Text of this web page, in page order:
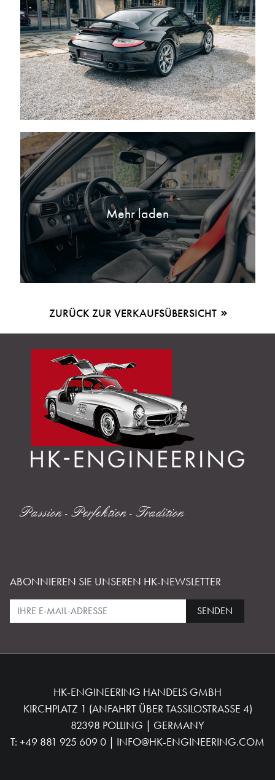
Mehr laden
ZURÜCK ZUR VERKAUFSÜBERSICHT
Passion - Perfektion - Tradition
ABONNIEREN SIE UNSEREN HK-NEWSLETTER
SENDEN
HK-ENGINEERING HANDELS GMBH
KIRCHPLATZ 1 (ANFAHRT ÜBER TASSILOSTRASSE 4)
82398 POLLING | GERMANY
T: +49 881 925 609 0 | INFO@HK-ENGINEERING.COM